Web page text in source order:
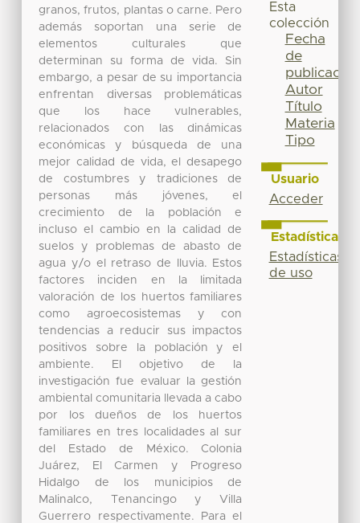
granos, frutos, plantas o carne. Pero
además soportan una serie de
elementos culturales que
determinan su forma de vida. Sin
embargo, a pesar de su importancia
enfrentan diversas problemáticas
que los hace vulnerables,
relacionados con las dinámicas
económicas y búsqueda de una
mejor calidad de vida, el desapego
de costumbres y tradiciones de
personas más jóvenes, el
crecimiento de la población e
incluso el cambio en la calidad de
suelos y problemas de abasto de
agua y/o el retraso de lluvia. Estos
factores inciden en la limitada
valoración de los huertos familiares
como agroecosistemas y con
tendencias a reducir sus impactos
positivos sobre la población y el
ambiente. El objetivo de la
investigación fue evaluar la gestión
ambiental comunitaria llevada a cabo
por los dueños de los huertos
familiares en tres localidades al sur
del Estado de México. Colonia
Juárez, El Carmen y Progreso
Hidalgo de los municipios de
Malinalco, Tenancingo y Villa
Guerrero respectivamente. Para el
Esta
colección
Fecha
de
publicación
Autor
Título
Materia
Tipo
Usuario
Acceder
Estadísticas
Estadísticas
de uso